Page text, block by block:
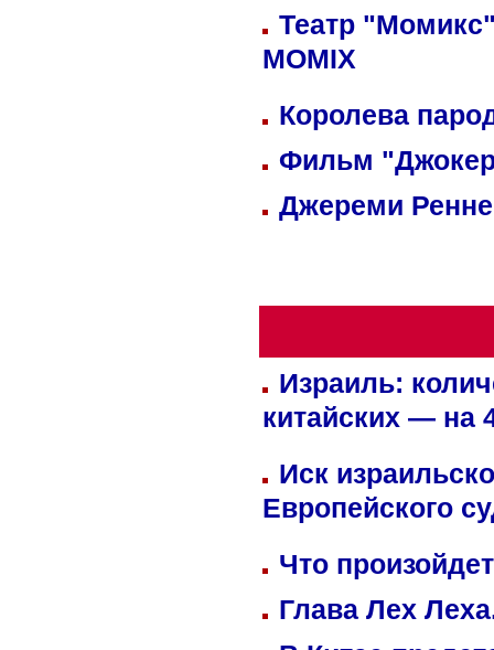
Театр
MOMIX
Королева
Фильм
Джереми
Израиль:
китайских — на
Иск
Европейского
Что
Глава Лех